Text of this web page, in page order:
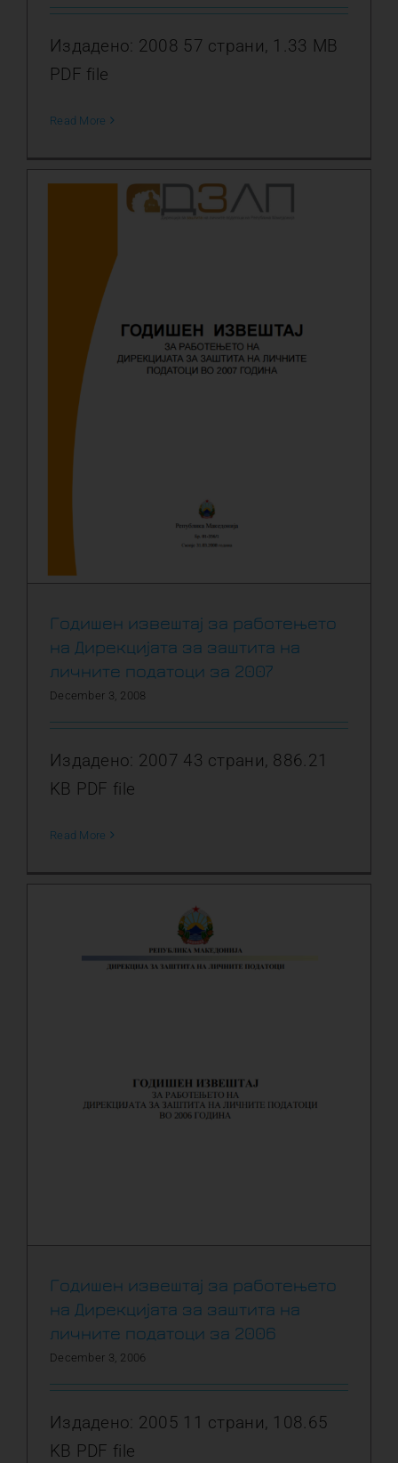
Издадено: 2008 57 страни, 1.33 MB
PDF file
Read More
Годишен извештај за работењето
на Дирекцијата за заштита на
личните податоци за 2007
December 3, 2008
Издадено: 2007 43 страни, 886.21
KB PDF file
Read More
Годишен извештај за работењето
на Дирекцијата за заштита на
личните податоци за 2006
December 3, 2006
Издадено: 2005 11 страни, 108.65
KB PDF file